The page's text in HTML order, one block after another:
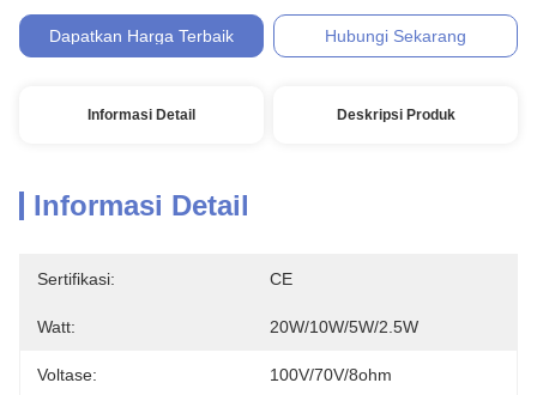
Dapatkan Harga Terbaik Hubungi Sekarang
Informasi Detail Deskripsi Produk
Informasi Detail
Sertifikasi: CE
Watt: 20W/10W/5W/2.5W
Voltase: 100V/70V/8ohm